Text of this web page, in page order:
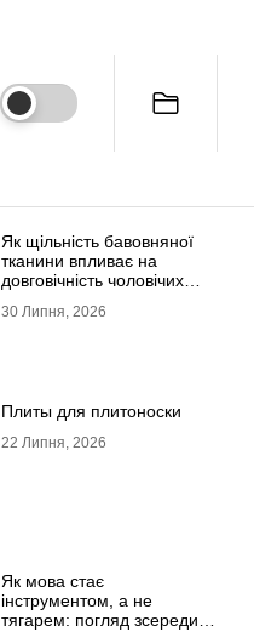
Як щільність бавовняної
тканини впливає на
довговічність чоловічих
30 Липня, 2026
Плиты для плитоноски
22 Липня, 2026
Як мова стає
інструментом, а не
тягарем: погляд зсередини